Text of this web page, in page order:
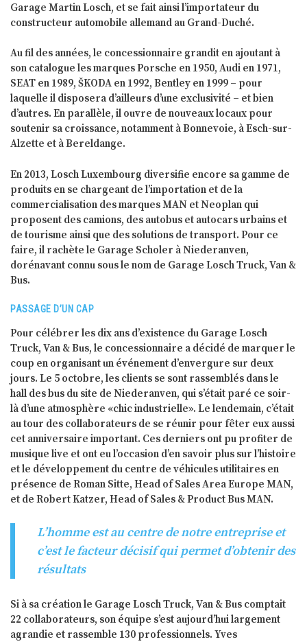
Garage Martin Losch, et se fait ainsi l’importateur du
constructeur automobile allemand au Grand-Duché.
Au fil des années, le concessionnaire grandit en ajoutant à
son catalogue les marques Porsche en 1950, Audi en 1971,
SEAT en 1989, ŠKODA en 1992, Bentley en 1999 – pour
laquelle il disposera d’ailleurs d’une exclusivité – et bien
d’autres. En parallèle, il ouvre de nouveaux locaux pour
soutenir sa croissance, notamment à Bonnevoie, à Esch-sur-
Alzette et à Bereldange.
En 2013, Losch Luxembourg diversifie encore sa gamme de
produits en se chargeant de l’importation et de la
commercialisation des marques MAN et Neoplan qui
proposent des camions, des autobus et autocars urbains et
de tourisme ainsi que des solutions de transport. Pour ce
faire, il rachète le Garage Scholer à Niederanven,
dorénavant connu sous le nom de Garage Losch Truck, Van &
Bus.
PASSAGE D’UN CAP
Pour célébrer les dix ans d’existence du Garage Losch
Truck, Van & Bus, le concessionnaire a décidé de marquer le
coup en organisant un événement d’envergure sur deux
jours. Le 5 octobre, les clients se sont rassemblés dans le
hall des bus du site de Niederanven, qui s’était paré ce soir-
là d’une atmosphère «chic industrielle». Le lendemain, c’était
au tour des collaborateurs de se réunir pour fêter eux aussi
cet anniversaire important. Ces derniers ont pu profiter de
musique live et ont eu l’occasion d’en savoir plus sur l’histoire
et le développement du centre de véhicules utilitaires en
présence de Roman Sitte, Head of Sales Area Europe MAN,
et de Robert Katzer, Head of Sales & Product Bus MAN.
L’homme est au centre de notre entreprise et
c’est le facteur décisif qui permet d’obtenir des
résultats
Si à sa création le Garage Losch Truck, Van & Bus comptait
22 collaborateurs, son équipe s’est aujourd’hui largement
agrandie et rassemble 130 professionnels. Yves